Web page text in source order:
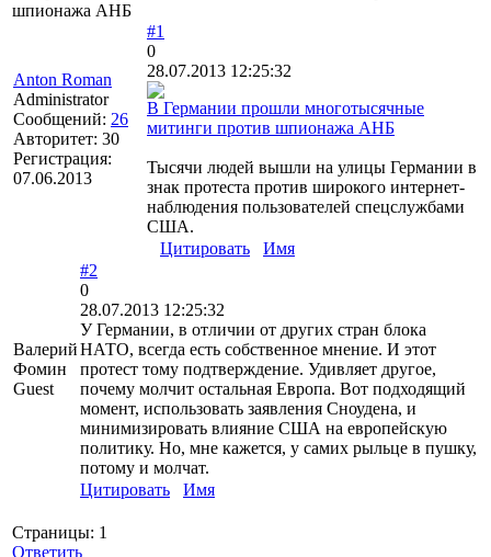
шпионажа АНБ
Anton Roman
Administrator
Сообщений: 26
Авторитет: 30
Регистрация:
07.06.2013
#1
0
28.07.2013 12:25:32
В Германии прошли многотысячные
митинги против шпионажа АНБ
Тысячи людей вышли на улицы Германии в
знак протеста против широкого интернет-
наблюдения пользователей спецслужбами
США.
Цитировать
Имя
Валерий
Фомин
Guest
#2
0
28.07.2013 12:25:32
У Германии, в отличии от других стран блока
НАТО, всегда есть собственное мнение. И этот
протест тому подтверждение. Удивляет другое,
почему молчит остальная Европа. Вот подходящий
момент, использовать заявления Сноудена, и
минимизировать влияние США на европейскую
политику. Но, мне кажется, у самих рыльце в пушку,
потому и молчат.
Цитировать
Имя
Страницы: 1
Ответить